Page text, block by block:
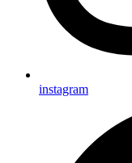
instagram